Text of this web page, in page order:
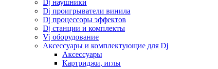
Dj наушники
Dj проигрыватели винила
Dj процессоры эффектов
Dj станции и комплекты
Vj оборудование
Аксессуары и комплектующие для Dj
Аксессуары
Картриджи, иглы